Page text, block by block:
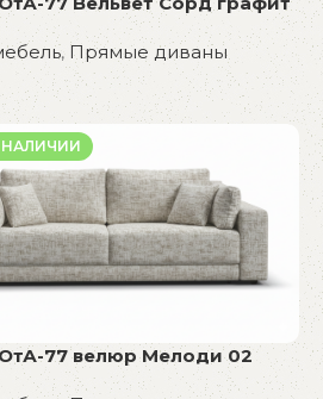
, Прямые диваны
НАЛИЧИИ
77 велюр Мелоди 02